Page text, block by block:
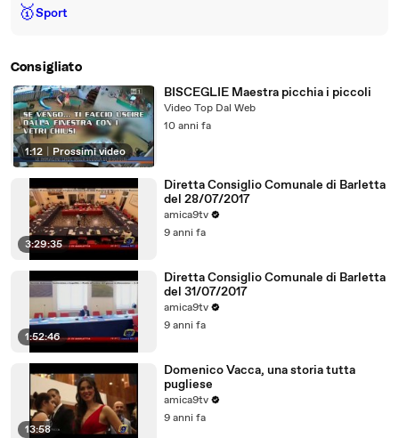
🥇Sport
Consigliato
1:12 Prossimi video
BISCEGLIE Maestra picchia i piccoli
Video Top Dal Web
10 anni fa
3:29:35
Diretta Consiglio Comunale di Barletta
del 28/07/2017
amica9tv
9 anni fa
1:52:46
Diretta Consiglio Comunale di Barletta
del 31/07/2017
amica9tv
9 anni fa
13:58
Domenico Vacca, una storia tutta
pugliese
amica9tv
9 anni fa